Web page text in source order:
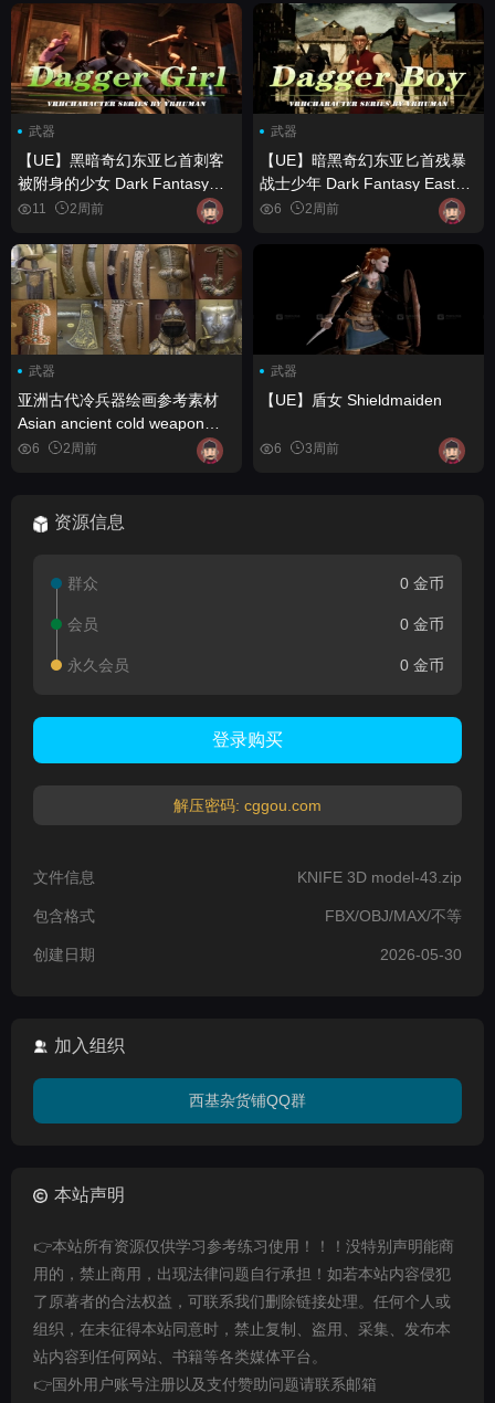
武器
【UE】黑暗奇幻东亚匕首刺客
被附身的少女 Dark Fantasy
East Asian Dagger Assassin
11 2周前
武器
【UE】暗黑奇幻东亚匕首残暴
战士少年 Dark Fantasy East
Asian Dagger Brutal Warrior
6 2周前
武器
亚洲古代冷兵器绘画参考素材
Asian ancient cold weapon
painting reference materials
6 2周前
武器
【UE】盾女 Shieldmaiden
6 3周前
资源信息
群众 0 金币
会员 0 金币
永久会员 0 金币
登录购买
解压密码: cggou.com
文件信息 KNIFE 3D model-43.zip
包含格式 FBX/OBJ/MAX/不等
创建日期 2026-05-30
加入组织
西基杂货铺QQ群
本站声明
👉本站所有资源仅供学习参考练习使用！！！没特别声明能商
用的，禁止商用，出现法律问题自行承担！如若本站内容侵犯
了原著者的合法权益，可联系我们删除链接处理。任何个人或
组织，在未征得本站同意时，禁止复制、盗用、采集、发布本
站内容到任何网站、书籍等各类媒体平台。
👉国外用户账号注册以及支付赞助问题请联系邮箱